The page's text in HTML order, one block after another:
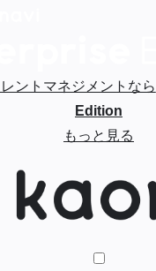
ントマネジメントなら
Edition
もっと見る